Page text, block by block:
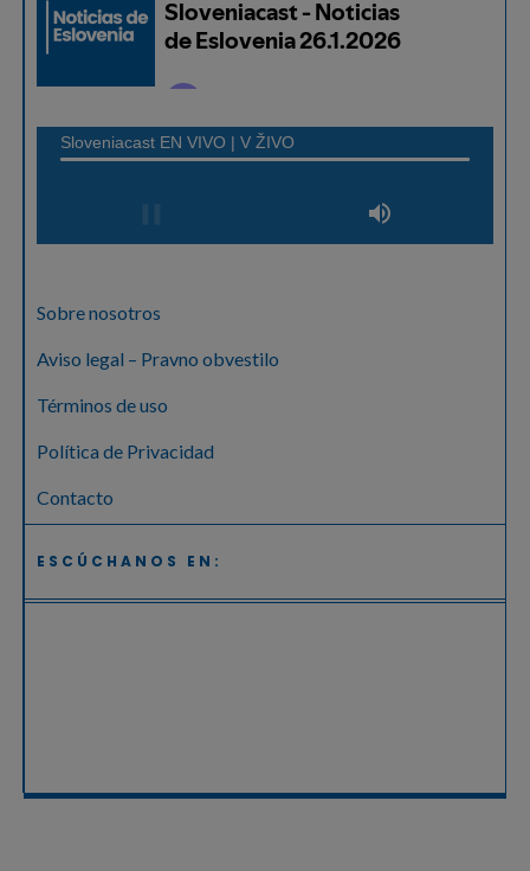
Sobre nosotros
Aviso legal – Pravno obvestilo
Términos de uso
Política de Privacidad
Contacto
ESCÚCHANOS EN: